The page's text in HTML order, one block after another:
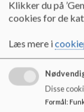
Klikker du på
cookies for de
Læs mere i
Disse
Formål: